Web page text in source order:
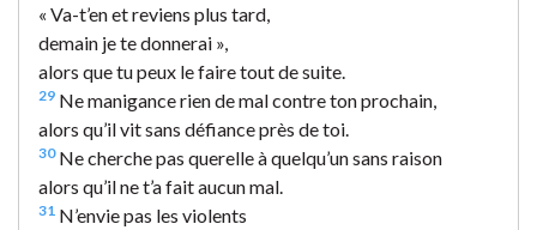
« Va-t’en et reviens plus tard,
demain je te donnerai »,
alors que tu peux le faire tout de suite.
29 Ne manigance rien de mal contre ton prochain,
alors qu’il vit sans défiance près de toi.
30 Ne cherche pas querelle à quelqu’un sans raison
alors qu’il ne t’a fait aucun mal.
31 N’envie pas les violents